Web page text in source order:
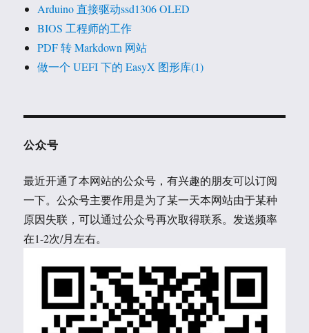
Arduino 直接驱动ssd1306 OLED
BIOS 工程师的工作
PDF 转 Markdown 网站
做一个 UEFI 下的 EasyX 图形库(1)
公众号
最近开通了本网站的公众号，有兴趣的朋友可以订阅
一下。公众号主要作用是为了某一天本网站由于某种
原因失联，可以通过公众号再次取得联系。发送频率
在1-2次/月左右。